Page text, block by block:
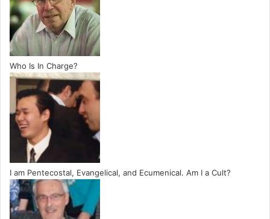
Who Is In Charge?
I am Pentecostal, Evangelical, and Ecumenical. Am I a Cult?